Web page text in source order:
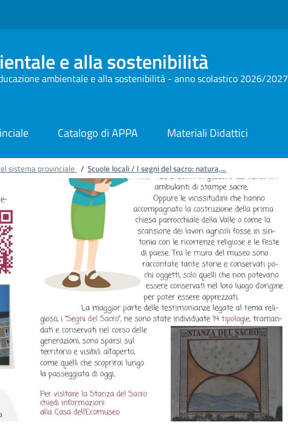
e alla sostenibilità
ambientale e alla sostenibilità - anno scolastico 2026/2027
Catalogo di APPA Materiali Didattici
sistema provinciale / Scuole locali / I segni del sacro: natura,...